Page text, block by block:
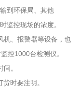
到环保局、其他
控现场的浓度。
、报警器等设备，也
控1000台检测仪。
。
时要注明。